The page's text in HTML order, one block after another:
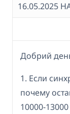
16.05.2025
Добрий
1. Если
почему
10000-